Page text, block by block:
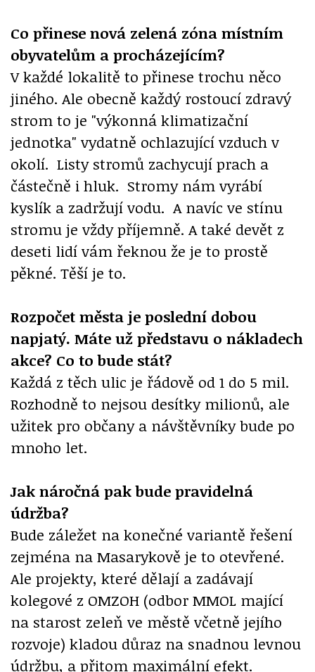
Co přinese nová zelená zóna místním
obyvatelům a procházejícím?
V každé lokalitě to přinese trochu něco
jiného. Ale obecně každý rostoucí zdravý
strom to je "výkonná klimatizační
jednotka" vydatně ochlazující vzduch v
okolí. Listy stromů zachycují prach a
částečně i hluk. Stromy nám vyrábí
kyslík a zadržují vodu. A navíc ve stínu
stromu je vždy příjemně. A také devět z
deseti lidí vám řeknou že je to prostě
pěkné. Těší je to.
Rozpočet města je poslední dobou
napjatý. Máte už představu o nákladech
akce? Co to bude stát?
Každá z těch ulic je řádově od 1 do 5 mil.
Rozhodně to nejsou desítky milionů, ale
užitek pro občany a návštěvníky bude po
mnoho let.
Jak náročná pak bude pravidelná
údržba?
Bude záležet na konečné variantě řešení
zejména na Masarykově je to otevřené.
Ale projekty, které dělají a zadávají
kolegové z OMZOH (odbor MMOL mající
na starost zeleň ve městě včetně jejího
rozvoje) kladou důraz na snadnou levnou
údržbu, a přitom maximální efekt.